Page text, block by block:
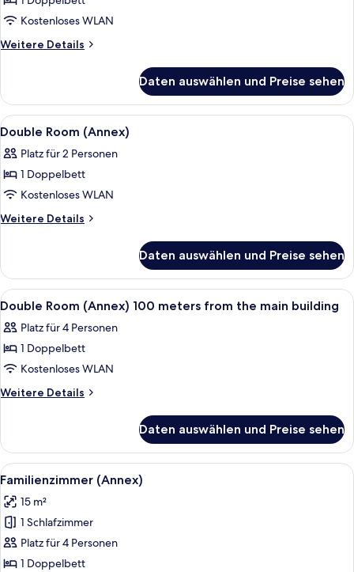
100
from
building
anzeigen
Kostenloses WLAN
Weitere Details
Weitere
Room
(Annex)
100
from
the
building
Daten auswählen und Preise sehen
Alle
Fotos
für
Double
Room
(Annex)
Ein Hotelzimmer mit einem Bett,
6
Double Room (Annex)
Platz für 2 Personen
1 Doppelbett
Kostenloses WLAN
Weitere Details
Weitere
Room
(Annex)
Daten auswählen und Preise sehen
Alle
Fotos
für
Double
Room
(Annex)
from
the
main
building
anzeigen
Ein Hotelzimmer mit einem Bett,
6
Double Room (Annex) 100 meters from the main building
Platz für 4 Personen
1 Doppelbett
Kostenloses WLAN
Weitere Details
Weitere
Room
(Annex)
100
from
the
building
Daten auswählen und Preise sehen
Alle
Fotos
für
Familienzimmer
(Annex)
anzeigen
Ein Hotelzimmer mit zwei Betten,
1
Familienzimmer (Annex)
15 m²
1 Schlafzimmer
Platz für 4 Personen
1 Doppelbett